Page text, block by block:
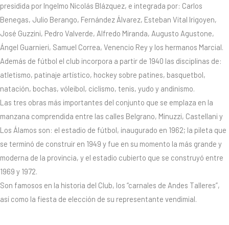
presidida por Ingelmo Nicolás Blázquez, e integrada por: Carlos
Benegas, Julio Berango, Fernández Álvarez, Esteban Vital Irigoyen,
José Guzzini, Pedro Valverde, Alfredo Miranda, Augusto Agustone,
Ángel Guarnieri, Samuel Correa, Venencio Rey y los hermanos Marcial.
Además de fútbol el club incorpora a partir de 1940 las disciplinas de:
atletismo, patinaje artístico, hockey sobre patines, basquetbol,
natación, bochas, vóleibol, ciclismo, tenis, yudo y andinismo.
Las tres obras más importantes del conjunto que se emplaza en la
manzana comprendida entre las calles Belgrano, Minuzzi, Castellani y
Los Álamos son: el estadio de fútbol, inaugurado en 1962; la pileta que
se terminó de construir en 1949 y fue en su momento la más grande y
moderna de la provincia, y el estadio cubierto que se construyó entre
1969 y 1972.
Son famosos en la historia del Club, los “carnales de Andes Talleres”,
así como la fiesta de elección de su representante vendimial.